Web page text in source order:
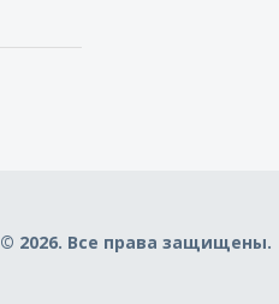
© 2026. Все права защищены.